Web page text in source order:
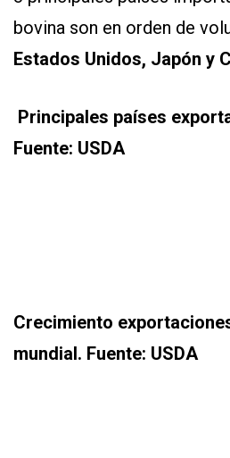
bovina son en orden de
Estados Unidos, Japón y
Principales países
Fuente: USDA
Crecimiento
mundial. Fuente: USDA